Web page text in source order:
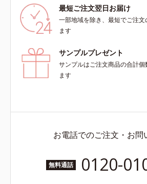
最短ご注文翌日お届け
一部地域を除き、最短でご注
ます
サンプルプレゼント
サンプルはご注文商品の合計
ます
お電話でのご注文・お問
無料通話 0120-